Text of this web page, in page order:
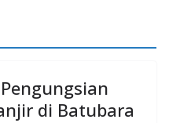
di Batubara